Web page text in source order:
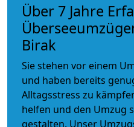
Über 7 Jahre
Birak
Sie stehen vor einem
und haben bereits
Alltagsstress zu
helfen und den Umzug
gestalten. Unser